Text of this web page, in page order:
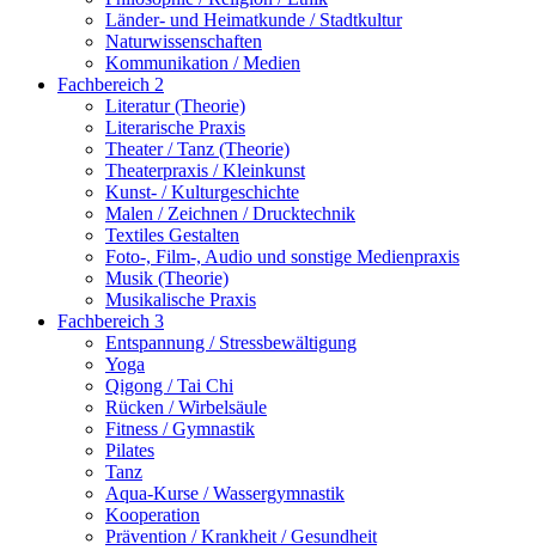
Länder- und Heimatkunde / Stadtkultur
Naturwissenschaften
Kommunikation / Medien
Fachbereich 2
Literatur (Theorie)
Literarische Praxis
Theater / Tanz (Theorie)
Theaterpraxis / Kleinkunst
Kunst- / Kulturgeschichte
Malen / Zeichnen / Drucktechnik
Textiles Gestalten
Foto-, Film-, Audio und sonstige Medienpraxis
Musik (Theorie)
Musikalische Praxis
Fachbereich 3
Entspannung / Stressbewältigung
Yoga
Qigong / Tai Chi
Rücken / Wirbelsäule
Fitness / Gymnastik
Pilates
Tanz
Aqua-Kurse / Wassergymnastik
Kooperation
Prävention / Krankheit / Gesundheit